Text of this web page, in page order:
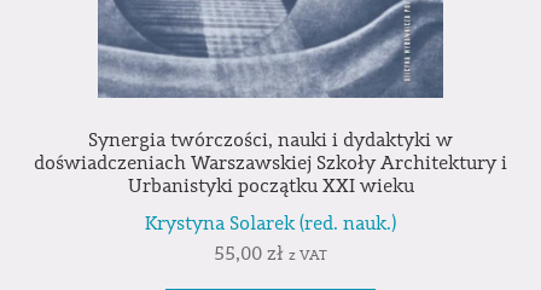
Synergia twórczości, nauki i dydaktyki w
doświadczeniach Warszawskiej Szkoły Architektury i
Urbanistyki początku XXI wieku
Krystyna Solarek (red. nauk.)
55,00 zł z VAT